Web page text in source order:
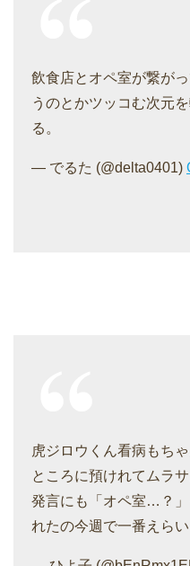
飲食店とオペ室が繋が
うのとかツッコむ次元
る。
— でるた (@delta0401)
虎ジロウくん看病もち
ところに預けれてムラ
発言にも「オペ室…？」
れたの今週で一番えらい